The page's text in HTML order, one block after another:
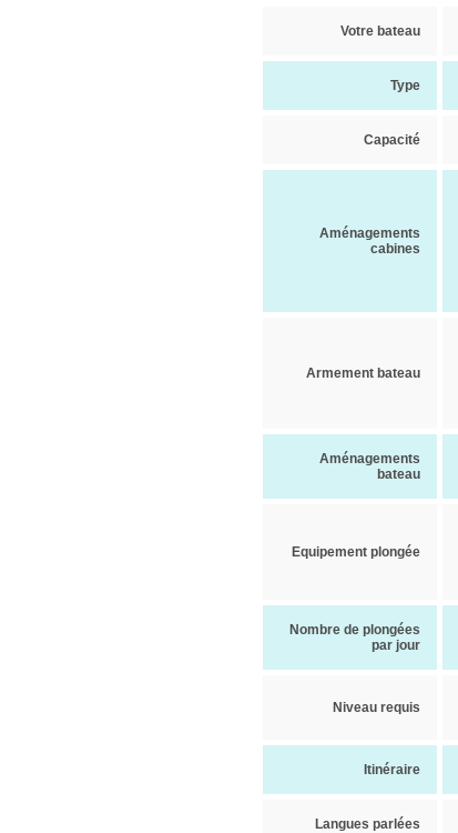
Votre bateau
Type
Capacité
Aménagements
cabines
Armement bateau
Aménagements
bateau
Equipement plongée
Nombre de plongées
par jour
Niveau requis
Itinéraire
Langues parlées